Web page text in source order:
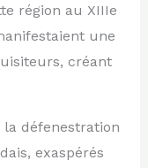
région au XIIIe
une
créant
la défenestration
exaspérés